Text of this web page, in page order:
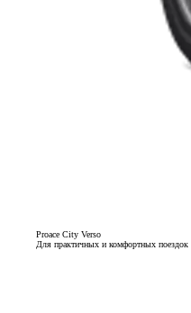
Proace City Verso
Для практичных и комфортных поездок